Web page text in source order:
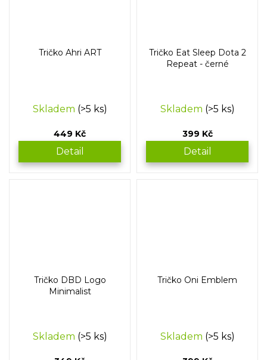
Tričko Ahri ART
Skladem (>5 ks)
449 Kč
Detail
Tričko Eat Sleep Dota 2
Repeat - černé
Skladem (>5 ks)
399 Kč
Detail
Tričko DBD Logo
Minimalist
Skladem (>5 ks)
Tričko Oni Emblem
Skladem (>5 ks)